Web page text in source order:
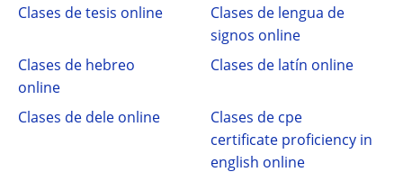
Clases de tesis online
Clases de lengua de
signos online
Clases de hebreo
online
Clases de latín online
Clases de dele online
Clases de cpe
certificate proficiency in
english online